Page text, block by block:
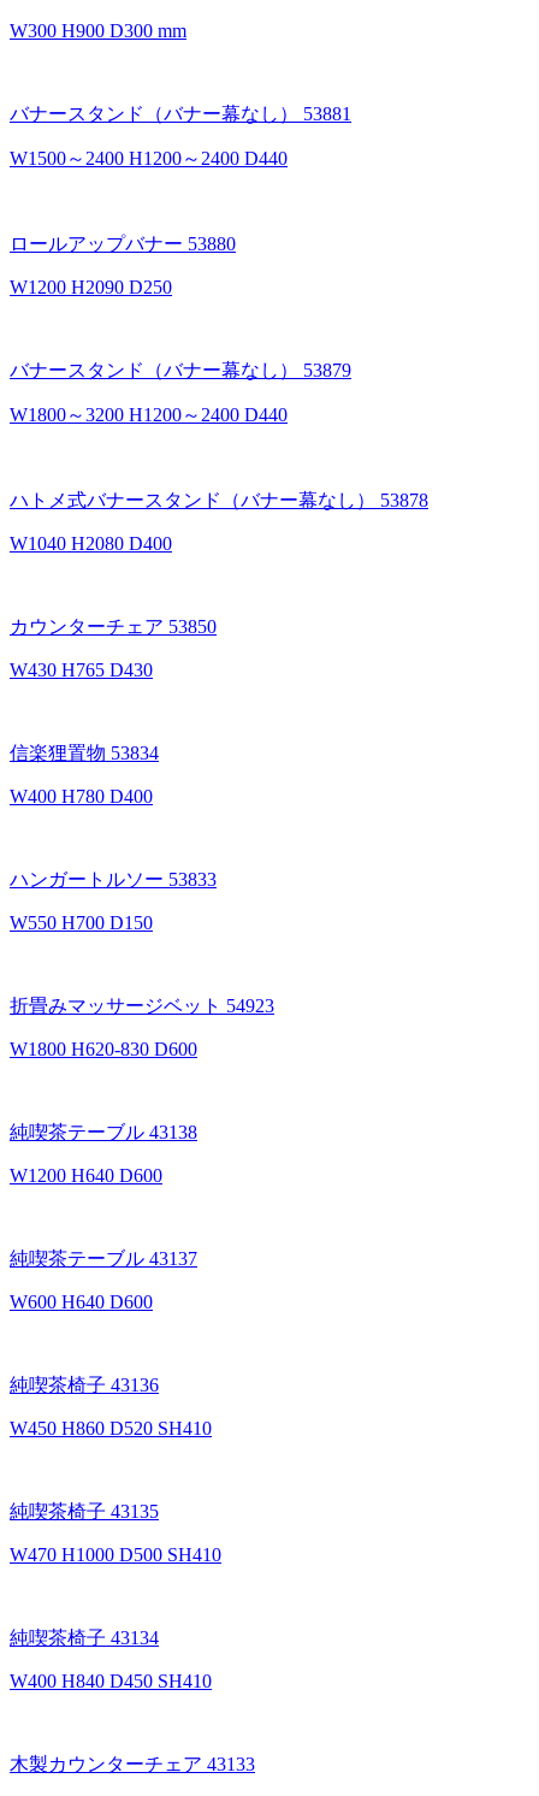
W300 H900 D300 mm
バナースタンド（バナー幕なし） 53881
W1500～2400 H1200～2400 D440
ロールアップバナー 53880
W1200 H2090 D250
バナースタンド（バナー幕なし） 53879
W1800～3200 H1200～2400 D440
ハトメ式バナースタンド（バナー幕なし） 53878
W1040 H2080 D400
カウンターチェア 53850
W430 H765 D430
信楽狸置物 53834
W400 H780 D400
ハンガートルソー 53833
W550 H700 D150
折畳みマッサージベット 54923
W1800 H620-830 D600
純喫茶テーブル 43138
W1200 H640 D600
純喫茶テーブル 43137
W600 H640 D600
純喫茶椅子 43136
W450 H860 D520 SH410
純喫茶椅子 43135
W470 H1000 D500 SH410
純喫茶椅子 43134
W400 H840 D450 SH410
木製カウンターチェア 43133